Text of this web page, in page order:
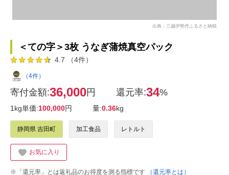
出典：三越伊勢丹ふるさと納税
＜ての字＞3枚 うなぎ蒲焼真空パック
4.7 （4件）
（4件）
寄付金額:36,000円 還元率:34%
1kg単価:100,000円 量:0.36kg
静岡県 吉田町 加工食品 レトルト
お気に入り
※「還元率」とは返礼品のお得度を測る指標です
（還元率とは）